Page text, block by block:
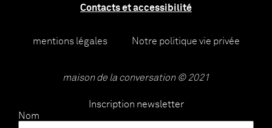
Contacts et accessibilité
mentions légales Notre politique vie privée
maison de la conversation © 2021
Inscription newsletter
Nom